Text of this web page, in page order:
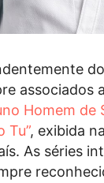
associados
Homem de
Tu”, exibida
As séries